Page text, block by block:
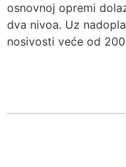
osnovnoj opremi
dva nivoa. Uz
nosivosti veće od